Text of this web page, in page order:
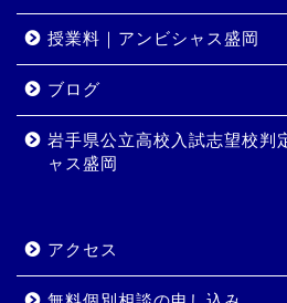
授業料｜アンビシャス盛岡
ブログ
岩手県公立高校入試志望校判
ャス盛岡
アクセス
岩手県公立
判定システム